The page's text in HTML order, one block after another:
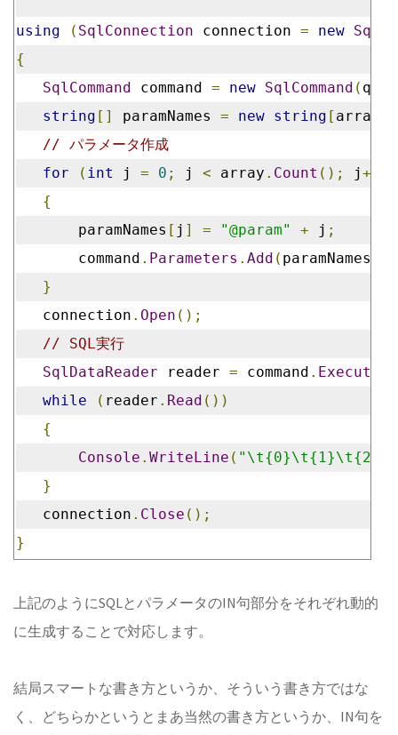
using ( SqlConnection connection = new
{
SqlCommand command = new SqlCommand (
string [] paramNames = new string [ array
// パラメータ作成
for
( int j = 0 ; j < array . Count (); j++)
{
paramNames [ j ] = "@param" + j ;
command . Parameters . Add ( paramNames
}
connection . Open ();
// SQL実行
SqlDataReader reader = command .
while
( reader . Read ())
{
Console . WriteLine ( "\t{0}\t{1}\t{2}"
}
connection . Close ();
}
上記のようにSQLとパラメータのIN句部分をそれぞれ動的
に生成することで対応します。
結局スマートな書き方というか、そういう書き方ではな
く、どちらかというとまあ当然の書き方というか、IN句を